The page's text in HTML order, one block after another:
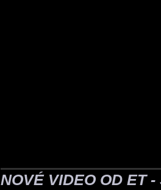
NOVÉ VIDEO OD ET